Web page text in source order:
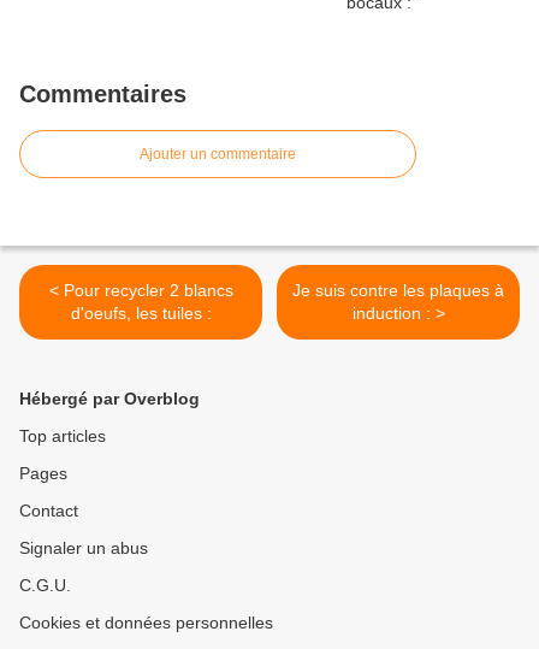
Commentaires
Ajouter un commentaire
< Pour recycler 2 blancs
d'oeufs, les tuiles :
Je suis contre les plaques à
induction : >
Hébergé par Overblog
Top articles
Pages
Contact
Signaler un abus
C.G.U.
Cookies et données personnelles